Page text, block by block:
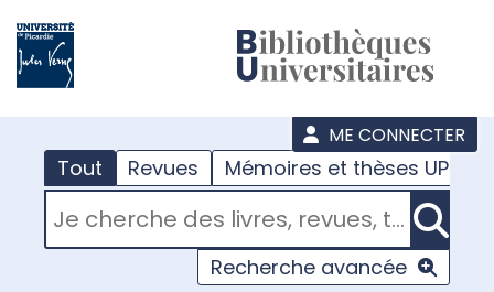
ME CONNECTER
Tout Revues Mémoires et thèses UPJV
RECHERCHER DANS "TOUT"
Recherche avancée